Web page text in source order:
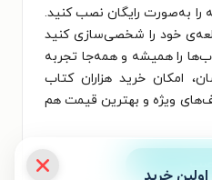
را به‌صورت رایگان نصب کنید.
خود را شخصی‌سازی کنید
را همیشه و همه‌جا تجربه
امکان خرید هزاران کتاب
ویژه و بهترین قیمت هم